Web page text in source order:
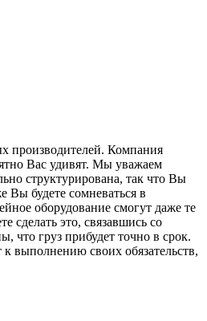
производителей. Компания
Вас удивят. Мы уважаем
структурирована, так что Вы
Вы будете сомневаться в
оборудование смогут даже те
сделать это, связавшись со
что груз прибудет точно в срок.
выполнению своих обязательств,